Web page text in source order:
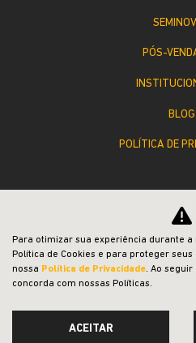
PÓS-
BLOG
POLÍTICA DE
Desacelere. Seu
Para otimizar sua experiência durante
Política de Cookies e para proteger
nossa Política de Privacidade. Ao
concorda com nossas Políticas.
ACEITAR